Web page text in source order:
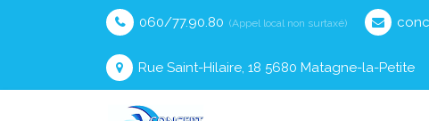
060/77.90.80 (Appel local non surtaxé)
Rue Saint-Hilaire, 18 5680 Matagne-la-Petite